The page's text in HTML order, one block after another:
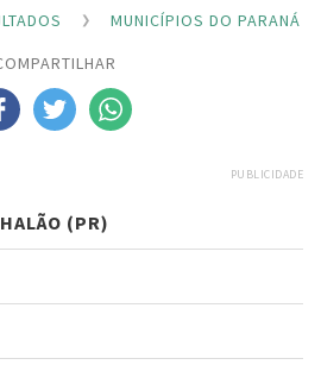
MUNICÍPIOS DO PARANÁ
PUBLICIDADE
(PR)